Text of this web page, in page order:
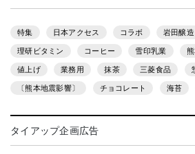
特集 日本アクセス コラボ 岩田醸造
理研ビタミン コーヒー 雪印乳業
値上げ 業務用 抹茶 三菱食品
〔熊本地震影響〕 チョコレート 海苔
タイアップ企画広告